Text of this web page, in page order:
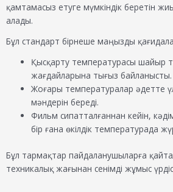
қамтамасыз етуге мүмкіндік беретін
алады.
Бұл стандарт бірнеше маңызды
Қысқарту температурасы шайыр
жағдайларына тығыз байланысты.
Жоғары температуралар әдетте
мәндерін береді.
Фильм сипатталғаннан кейін,
бір ғана өкілдік температурада
Бұл тармақтар пайдаланушыларға
техникалық жағынан сенімді жұмыс